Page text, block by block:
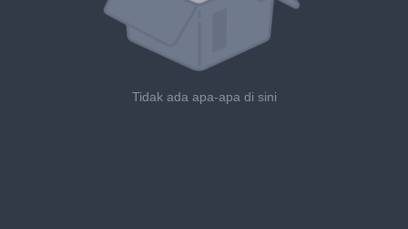
Tidak ada apa-apa di sini